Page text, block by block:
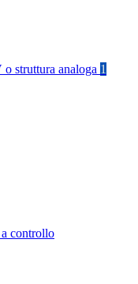
struttura analoga 1
controllo